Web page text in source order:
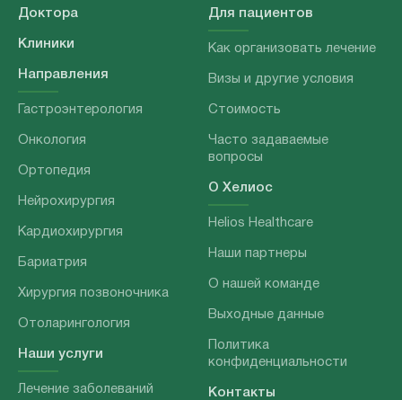
Доктора
Клиники
Направления
Гастроэнтерология
Онкология
Ортопедия
Нейрохирургия
Кардиохирургия
Бариатрия
Хирургия позвоночника
Отоларингология
Наши услуги
Лечение заболеваний
Для пациентов
Как организовать лечение
Визы и другие условия
Стоимость
Часто задаваемые
вопросы
О Хелиос
Helios Healthcare
Наши партнеры
О нашей команде
Выходные данные
Политика
конфиденциальности
Контакты